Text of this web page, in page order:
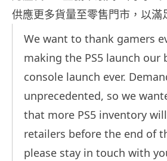
供應更多貨量至零售門市，以滿
We want to thank gamers
making the PS5 launch our
console launch ever.
unprecedented, so we
that more PS5 inventory
retailers before the end of
please stay in touch with